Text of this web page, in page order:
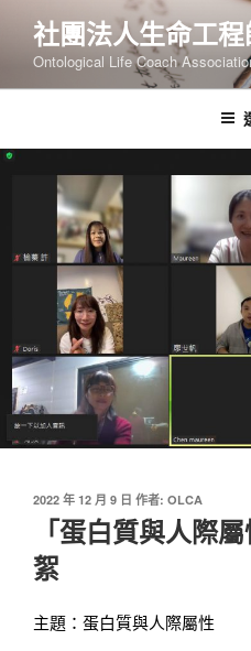
要
容
社團法人生命工
Ontological Life Coach
發
2022 年 12 月 9 日 作者: OLCA
「蛋白質與人際
絮
主題：蛋白質與人際屬性